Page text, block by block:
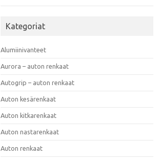
Kategoriat
Alumiinivanteet
Aurora – auton renkaat
Autogrip – auton renkaat
Auton kesärenkaat
Auton kitkarenkaat
Auton nastarenkaat
Auton renkaat